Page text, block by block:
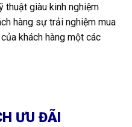
thuật giàu kinh nghiệm
hàng sự trải nghiệm mua
khách hàng một các
ƯU ĐÃI